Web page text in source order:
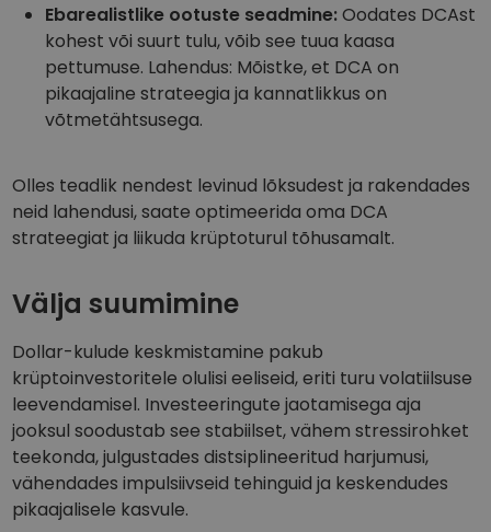
Ebarealistlike ootuste seadmine:Oodates DCAst
kohest või suurt tulu, võib see tuua kaasa
pettumuse. Lahendus: Mõistke, et DCA on
pikaajaline strateegia ja kannatlikkus on
võtmetähtsusega.
Olles teadlik nendest levinud lõksudest ja rakendades
neid lahendusi, saate optimeerida oma DCA
strateegiat ja liikuda krüptoturul tõhusamalt.
Välja suumimine
Dollar-kulude keskmistamine pakub
krüptoinvestoritele olulisi eeliseid, eriti turu volatiilsuse
leevendamisel. Investeeringute jaotamisega aja
jooksul soodustab see stabiilset, vähem stressirohket
teekonda, julgustades distsiplineeritud harjumusi,
vähendades impulsiivseid tehinguid ja keskendudes
pikaajalisele kasvule.